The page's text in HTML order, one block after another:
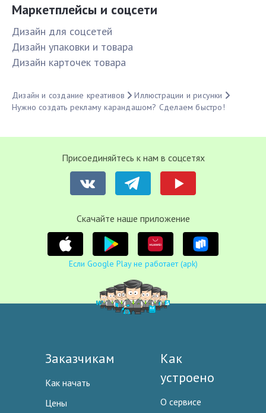
Маркетплейсы и соцсети
Дизайн для соцсетей
Дизайн упаковки и товара
Дизайн карточек товара
Дизайн и создание креативов
Иллюстрации и рисунки
Нужно создать рекламу карандашом? Сделаем быстро!
Присоединяйтесь к нам в соцсетях
Cкачайте наше приложение
Если Google Play не работает (apk)
Заказчикам
Как начать
Цены
Как
устроено
О сервисе